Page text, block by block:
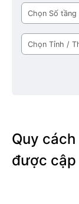
mặt
tiền
Số
tầng
Tỉnh
/
Quy
được cập